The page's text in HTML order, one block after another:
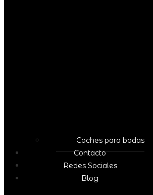
Coches para bodas
Contacto
Redes Sociales
Blog